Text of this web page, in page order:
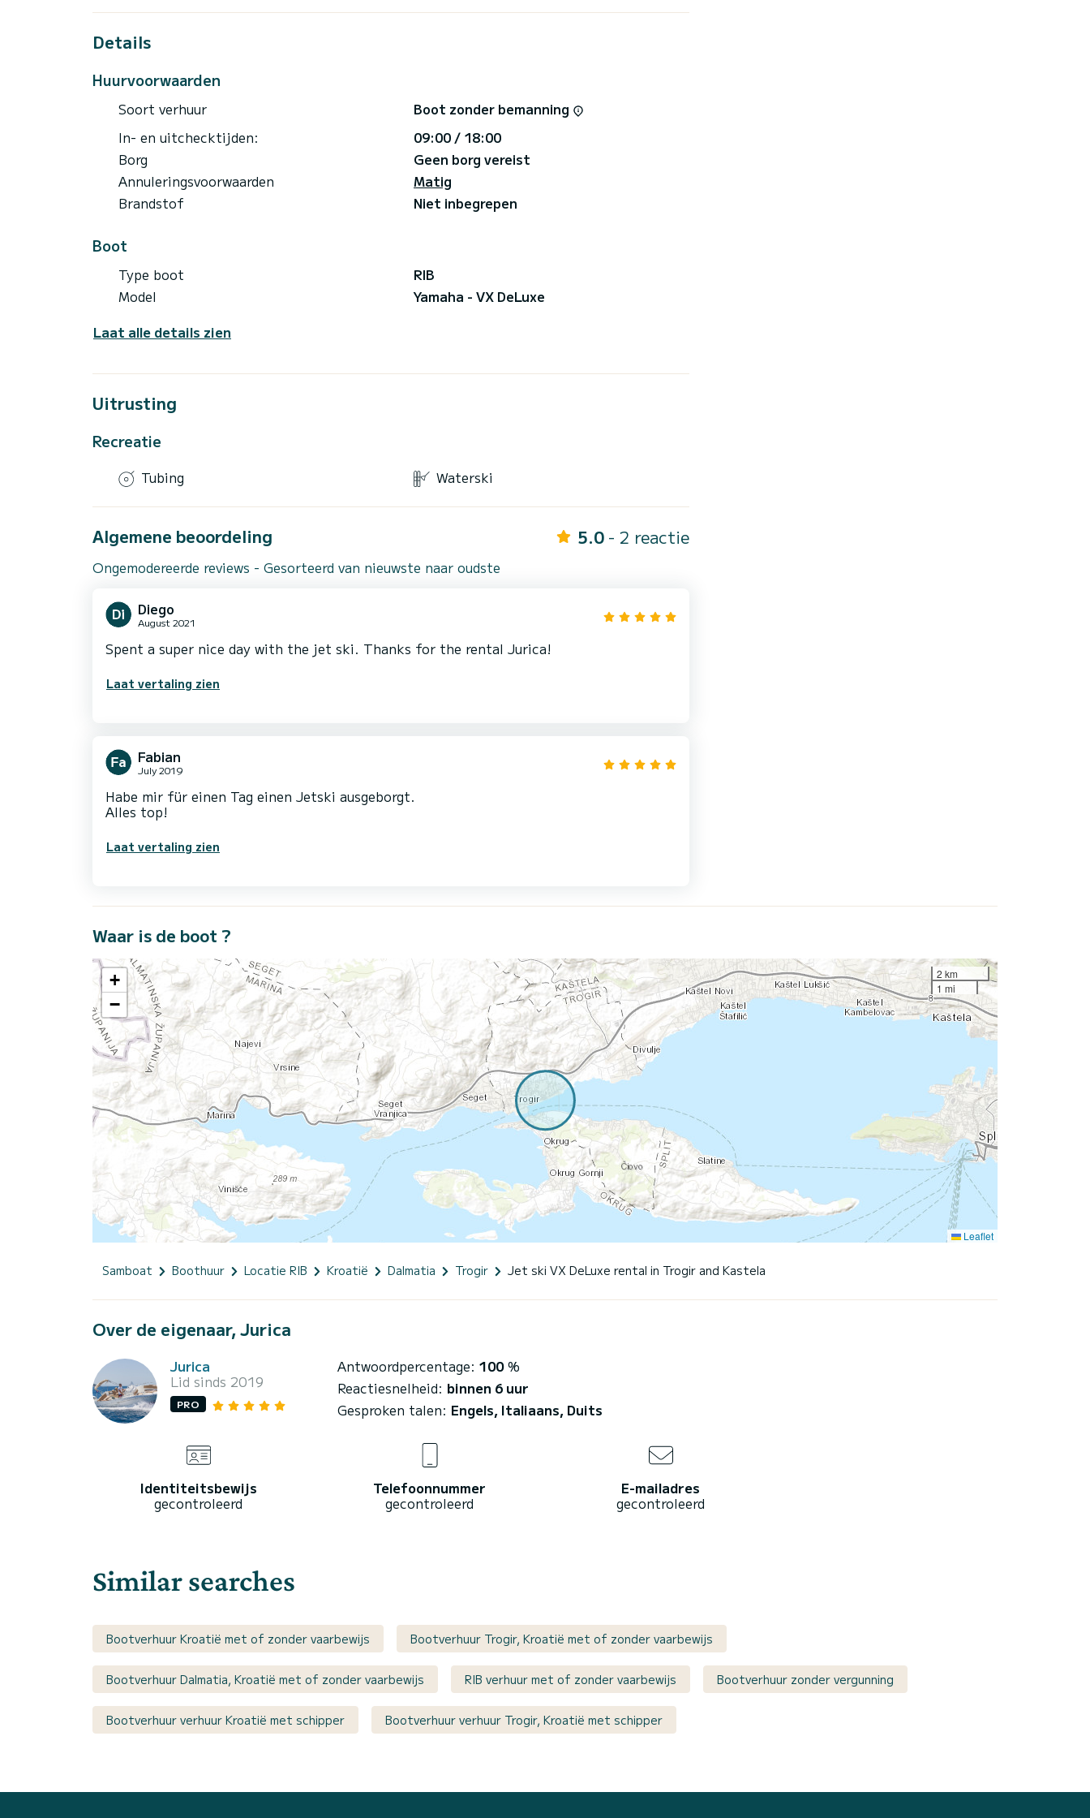
Over het algemeen is de Yamaha VX DeLuxe de ideale familiejetski. Het vaartuig kan zelfs
worden gebruikt als een geweldig platform om te skiën of wakeboarden, wat voor een
Jetskiën kan een van de beste wateractiviteiten zijn om in de zomer van te genieten!!!
Details
Huurvoorwaarden
Soort verhuur
Boot zonder bemanning
In- en uitchecktijden:
09:00 / 18:00
Borg
Geen borg vereist
Annuleringsvoorwaarden
Matig
Brandstof
Niet inbegrepen
Boot
Type boot
RIB
Model
Yamaha - VX DeLuxe
Laat alle details zien
Uitrusting
Recreatie
Tubing Waterski
Algemene beoordeling 5.0 - 2 reactie
Ongemodereerde reviews - Gesorteerd van nieuwste naar oudste
Diego
August 2021
Spent a super nice day with the jet ski. Thanks for the rental Jurica!
Laat vertaling zien
Fabian
July 2019
Habe mir für einen Tag einen Jetski ausgeborgt.
Alles top!
Laat vertaling zien
Waar is de boot ?
+
−
2 km
1 mi
Leaflet
Samboat Boothuur Locatie RIB Kroatië Dalmatia Trogir Jet ski VX DeLuxe rental in Trogir and Kastela
Over de eigenaar, Jurica
Jurica
Lid sinds 2019
PRO
Antwoordpercentage: 100%
Reactiesnelheid: binnen 6 uur
Gesproken talen: Engels, Italiaans, Duits
Identiteitsbewijs
gecontroleerd
Telefoonnummer
gecontroleerd
E-mailadres
gecontroleerd
Similar searches
Bootverhuur Kroatië met of zonder vaarbewijs Bootverhuur Trogir, Kroatië met of zonder vaarbewijs
Bootverhuur Dalmatia, Kroatië met of zonder vaarbewijs RIB verhuur met of zonder vaarbewijs Bootverhuur zonder vergunning
Bootverhuur verhuur Kroatië met schipper Bootverhuur verhuur Trogir, Kroatië met schipper